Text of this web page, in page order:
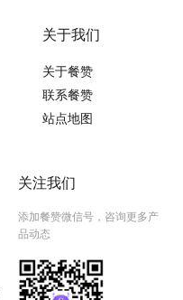
关于我们
关于餐赞
联系餐赞
站点地图
关注我们
添加餐赞微信号，咨询更多产
品动态